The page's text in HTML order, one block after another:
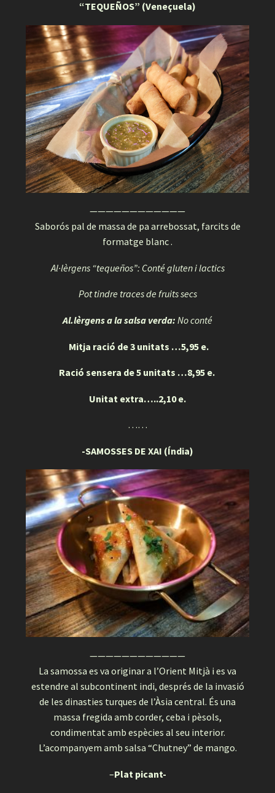
“TEQUEÑOS” (Veneçuela)
————————————
Saborós pal de massa de pa arrebossat, farcits de
formatge blanc .
Al·lèrgens “tequeños”: Conté gluten i lactics
Pot tindre traces de fruits secs
Al.lèrgens a la salsa verda: No conté
Mitja ració de 3 unitats …5,95 e.
Ració sensera de 5 unitats …8,95 e.
Unitat extra…..2,10 e.
……
-SAMOSSES DE XAI (Índia)
————————————
La samossa es va originar a l’Orient Mitjà i es va
estendre al subcontinent indi, després de la invasió
de les dinasties turques de l’Àsia central. És una
massa fregida amb corder, ceba i pèsols,
condimentat amb espècies al seu interior.
L’acompanyem amb salsa “Chutney” de mango.
–Plat picant-